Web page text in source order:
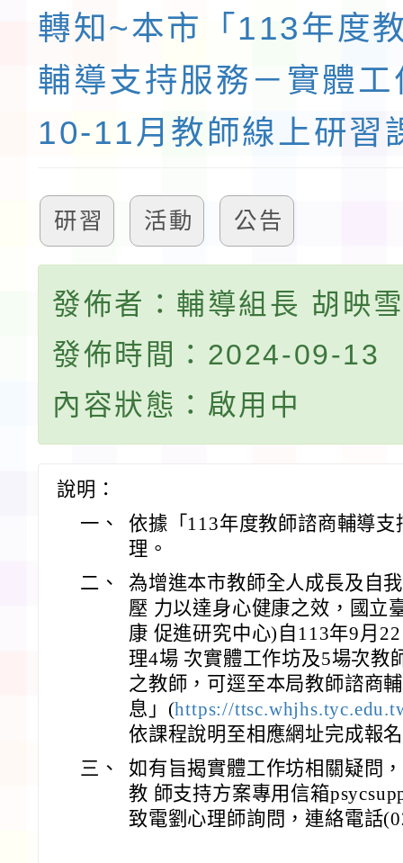
轉知~本市「113年度
輔導支持服務－實體工
10-11月教師線上研習
研習 活動 公告
發佈者：輔導組長 胡映
發佈時間：2024-09-13
內容狀態：啟用中
說明：
一、
依據「113年度教師諮商輔導
理。
二、
為增進本市教師全人成長及自
壓 力以達身心健康之效，國立
康 促進研究中心)自113年9月
理4場 次實體工作坊及5場次教
之教師，可逕至本局教師諮商
息」(https://
依課程說明至相應網址完成報
三、
如有旨揭實體工作坊相關疑問
教 師支持方案專用信箱
致電劉心理師詢問，連絡電話